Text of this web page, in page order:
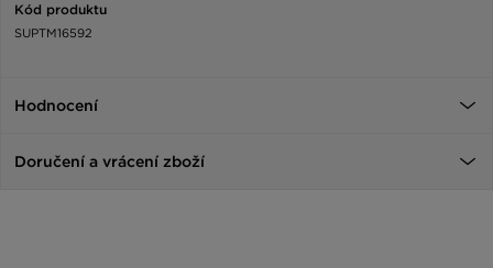
Kód produktu
SUPTM16592
Hodnocení
Doručení a vrácení zboží